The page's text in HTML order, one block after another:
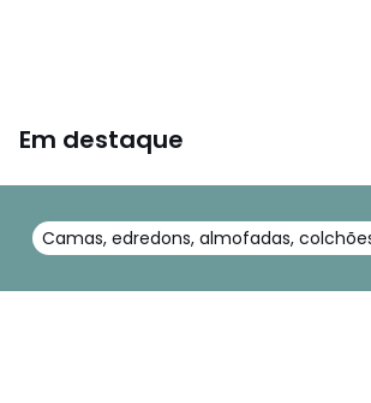
Em destaque
Camas, edredons, almofadas,